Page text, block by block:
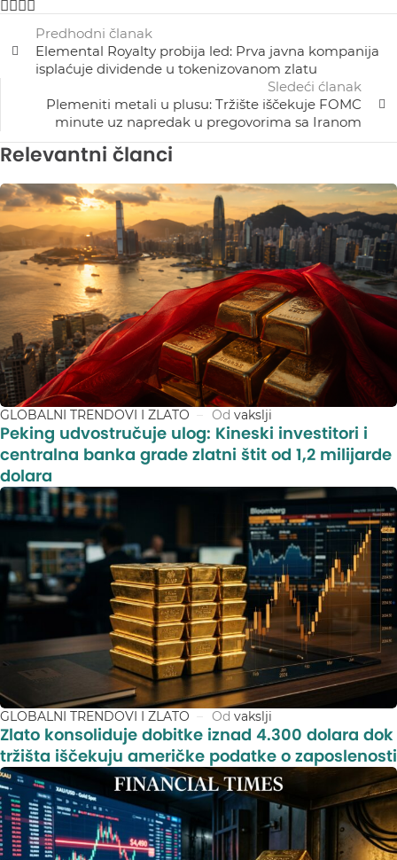
Predhodni članak
Elemental Royalty probija led: Prva javna kompanija
isplaćuje dividende u tokenizovanom zlatu
Sledeći ćlanak
Plemeniti metali u plusu: Tržište iščekuje FOMC
minute uz napredak u pregovorima sa Iranom
Relevantni članci
GLOBALNI TRENDOVI I ZLATO Od vakslji
Peking udvostručuje ulog: Kineski investitori i
centralna banka grade zlatni štit od 1,2 milijarde
dolara
GLOBALNI TRENDOVI I ZLATO Od vakslji
Zlato konsoliduje dobitke iznad 4.300 dolara dok
tržišta iščekuju američke podatke o zaposlenosti